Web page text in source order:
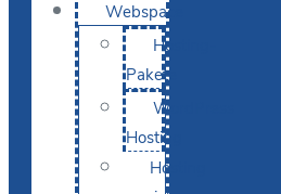
Webspace
Hosting-
Pakete
WordPress
Hosting
Hosting